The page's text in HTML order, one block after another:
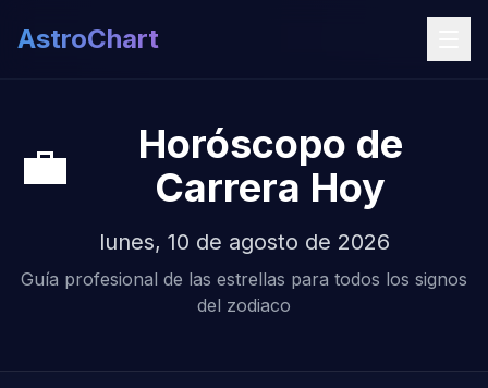
AstroChart
💼
Horóscopo de
Carrera Hoy
lunes, 10 de agosto de 2026
Guía profesional de las estrellas para todos los signos
del zodiaco